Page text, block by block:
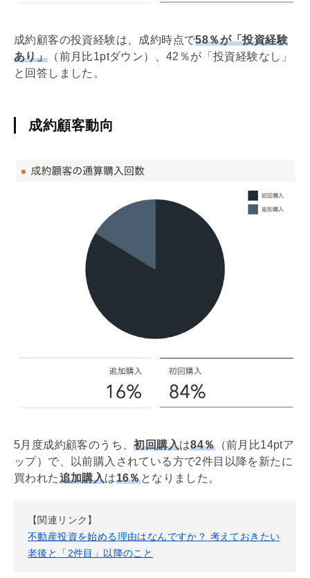
成約顧客の投資経験は、成約時点で58％が「投資経験
あり」 （前月比1ptダウン）、42％が「投資経験なし」
と回答しました。
成約顧客動向
5月度成約顧客のうち、初回購入は84％（前月比14ptア
ップ）で、以前購入されている方で2件目以降を新たに
買われた追加購入は16％となりました。
【関連リンク】
不動産投資を始める理由はなんですか？ 考えておきたい
老後と「2件目」以降のこと